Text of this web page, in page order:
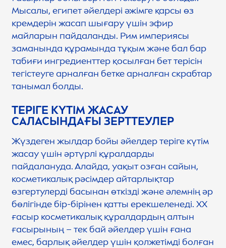
Мысалы, египет әйелдері әжімге қарсы өз
кремдерін жасап шығару үшін эфир
майларын пайдаланды. Рим империясы
заманында құрамында тұқым және бал бар
табиғи ингредиенттер қосылған бет терісін
тегістеуге арналған бетке арналған скрабтар
танымал болды.
ТЕРІГЕ КҮТІМ ЖАСАУ
САЛАСЫНДАҒЫ ЗЕРТТЕУЛЕР
Жүздеген жылдар бойы әйелдер теріге күтім
жасау үшін әртүрлі құралдарды
пайдалануда. Алайда, уақыт озған сайын,
косметикалық рәсімдер айтарлықтар
өзгертулерді басынан өткізді және әлемнің әр
бөлігінде бір-бірінен қатты ерекшеленеді. ХХ
ғасыр косметикалық құралдардың алтын
ғасырының – тек бай әйелдер үшін ғана
емес, барлық әйелдер үшін қолжетімді болған